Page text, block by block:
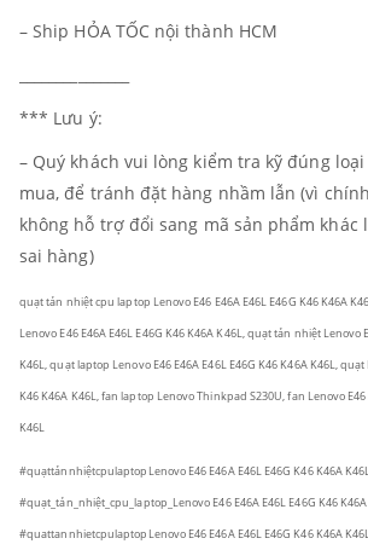
– Ship HỎA TỐC nội thành HCM
*** Lưu ý:
– Quý khách vui lòng kiểm tra kỹ đúng
mua, để tránh đặt hàng nhầm lẫn (vì
không hỗ trợ đổi sang mã sản phẩm khác
sai hàng)
quạt tản nhiệt cpu laptop Lenovo E46 E46A E46L E46G K46 K46A
Lenovo E46 E46A E46L E46G K46 K46A K46L, quạt tản nhiệt Lenovo
K46L, quạt laptop Lenovo E46 E46A E46L E46G K46 K46A K46L, quạt
K46 K46A K46L, fan laptop Lenovo Thinkpad S230U, fan Lenovo E46
K46L
#quạttảnnhiệtcpulaptopLenovo E46 E46A E46L E46G K46 K46A
#quạt_tản_nhiệt_cpu_laptop_Lenovo E46 E46A E46L E46G K46
#quattannhietcpulaptopLenovo E46 E46A E46L E46G K46 K46A